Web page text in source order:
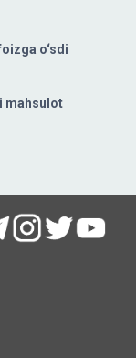
o‘sdi
mahsulot